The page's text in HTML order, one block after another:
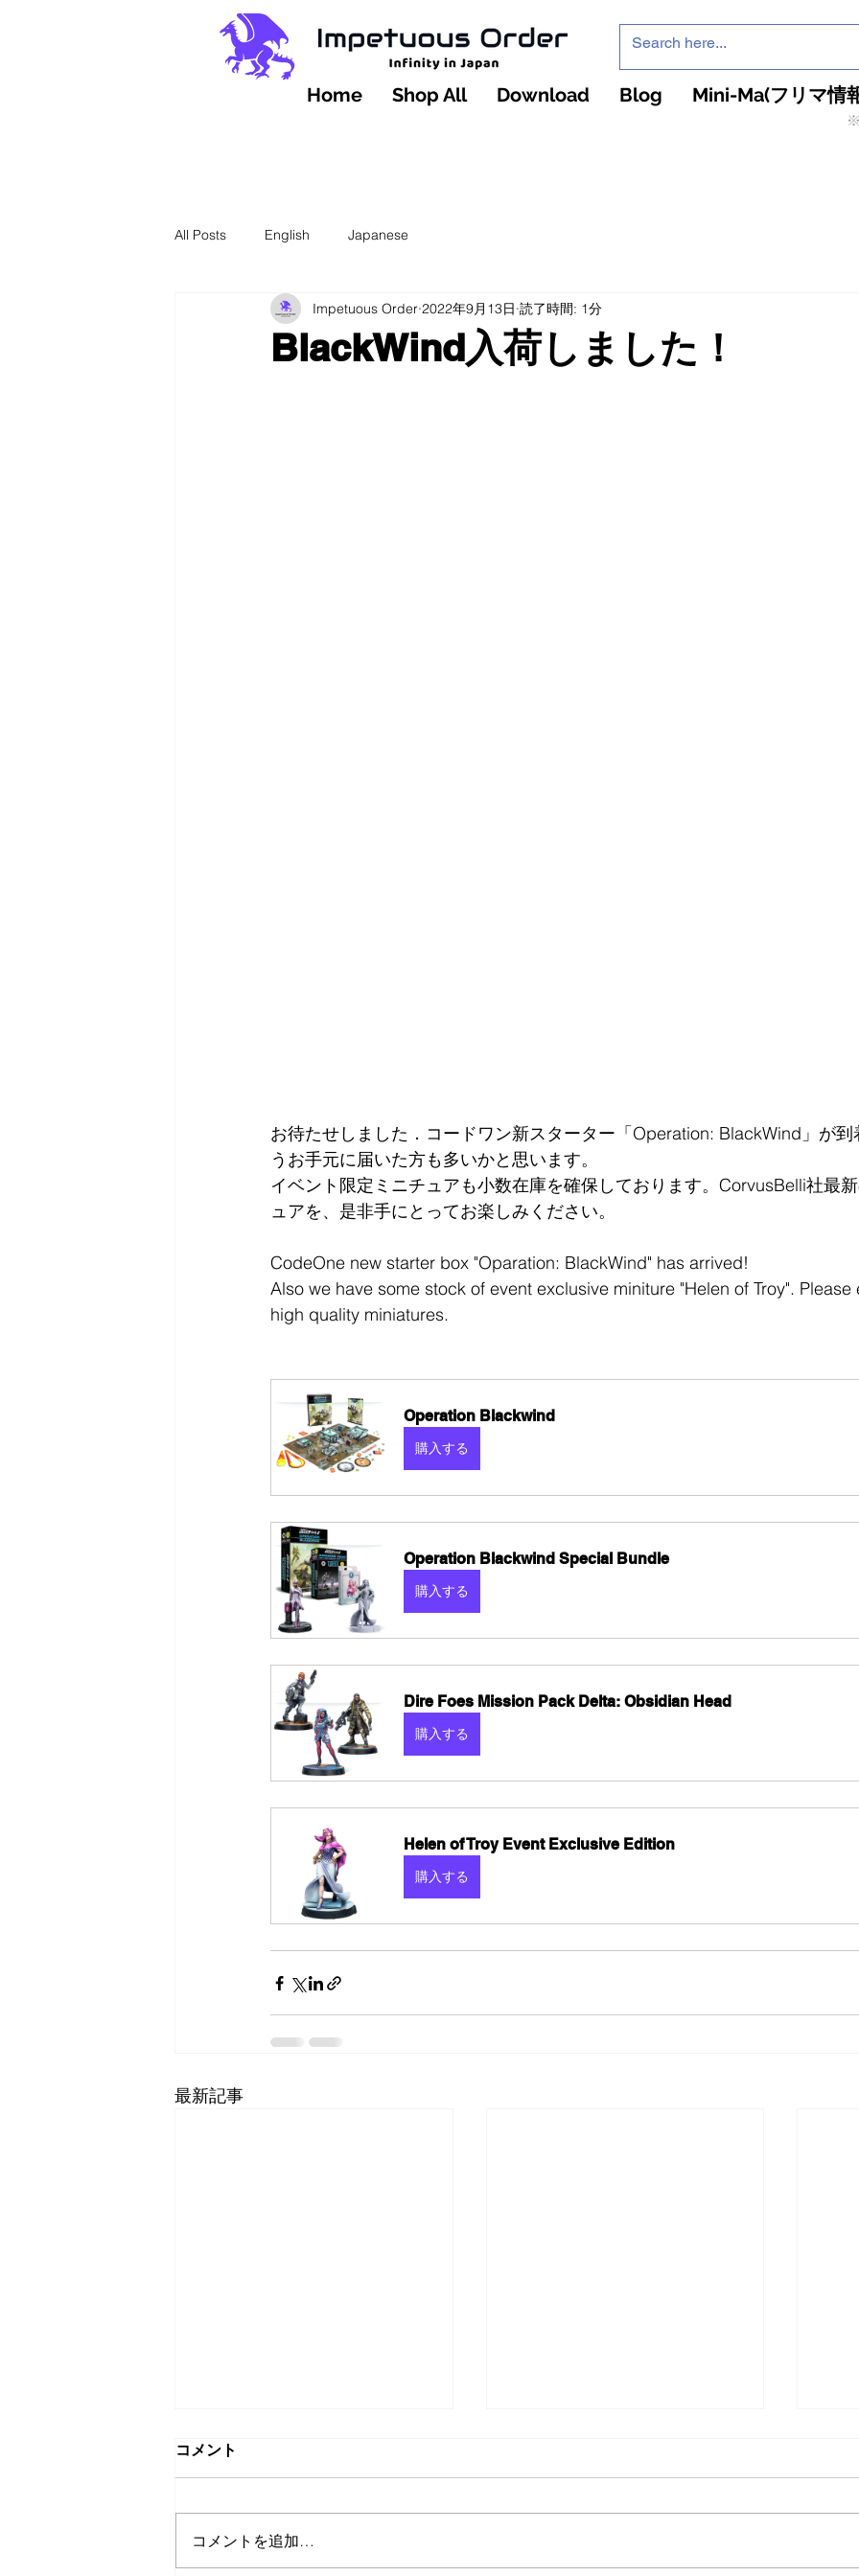
Home Shop All Download Blog Mini-Ma(フリマ情
All Posts English Japanese
BlackWind入荷しました！
Impetuous Order 2022年9月13日 読了時間: 1分
お待たせしました．コードワン新スターター「Operation: BlackWind」が到
うお手元に届いた方も多いかと思います。
イベント限定ミニチュアも小数在庫を確保しております。CorvusBelli社最
ュアを、是非手にとってお楽しみください。
CodeOne new starter box "Oparation: BlackWind" has arrived!
Also we have some stock of event exclusive miniture "Helen of Troy". Please
high quality miniatures.
Operation Blackwind
購入する
Operation Blackwind Special Bundle
購入する
Dire Foes Mission Pack Delta: Obsidian Head
購入する
Helen of Troy Event Exclusive Edition
購入する
最新記事
コメント
コメントを追加…